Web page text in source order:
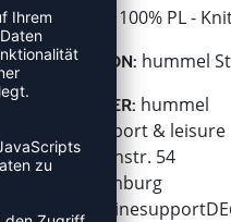
MATERIAL: 100% PL -
KOLLEKTION: hummel
HERSTELLER: hummel
hummel sport & leisure
Leverkusenstr. 54
22761 Hamburg
E-Mail: